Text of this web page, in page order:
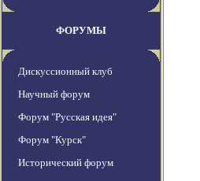
ФОРУМЫ
Дискуссионный клуб
Научный форум
Форум "Русская идея"
Форум "Курск"
Исторический форум